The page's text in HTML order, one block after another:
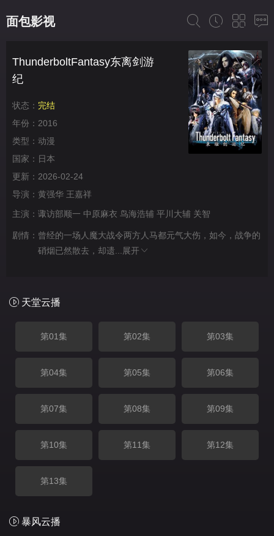
面包影视
ThunderboltFantasy东离剑游
纪
状态： 完结
年份： 2016
类型： 动漫
国家： 日本
更新： 2026-02-24
导演： 黄强华 王嘉祥
主演： 诹访部顺一 中原麻衣 鸟海浩辅 平川大辅 关智
剧情： 曾经的一场人魔大战令两方人马都元气大伤，如今，战争的
硝烟已然散去，却遗...
展开
天堂云播
第01集 第02集 第03集
第04集 第05集 第06集
第07集 第08集 第09集
第10集 第11集 第12集
第13集
暴风云播